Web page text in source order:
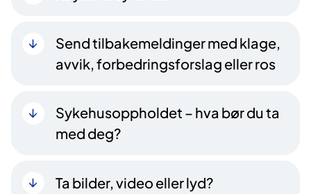
Send tilbakemeldinger med klage,
avvik, forbedringsforslag eller ros
Sykehusoppholdet – hva bør du ta
med deg?
Ta bilder, video eller lyd?